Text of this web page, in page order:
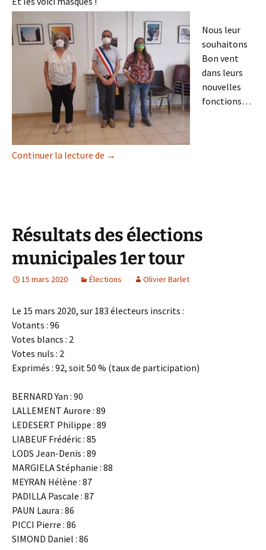
Nous leur
souhaitons
Bon vent
dans leurs
nouvelles
fonctions…
Continuer la lecture de La nouvelle équipe municipale est aux
→
Résultats des élections
municipales 1er tour
15 mars 2020 Élections Olivier Barlet
Le 15 mars 2020, sur 183 électeurs inscrits :
Votants : 96
Votes blancs : 2
Votes nuls : 2
Exprimés : 92, soit 50 % (taux de participation)
BERNARD Yan : 90
LALLEMENT Aurore : 89
LEDESERT Philippe : 89
LIABEUF Frédéric : 85
LODS Jean-Denis : 89
MARGIELA Stéphanie : 88
MEYRAN Hélène : 87
PADILLA Pascale : 87
PAUN Laura : 86
PICCI Pierre : 86
SIMOND Daniel : 86